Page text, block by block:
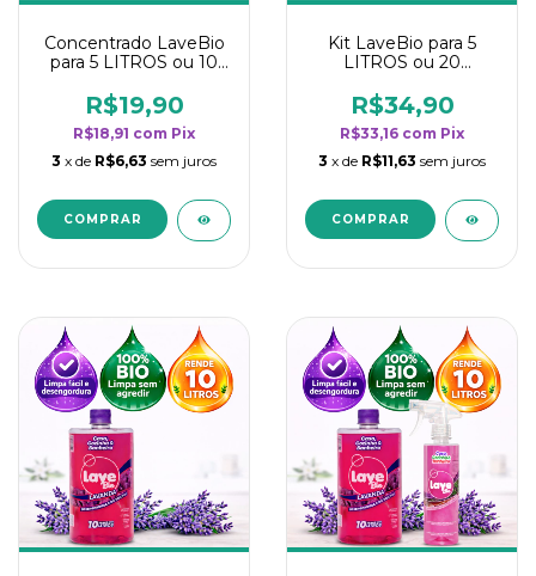
Concentrado LaveBio
para 5 LITROS ou 10
rendimento da
categoria - Lavanda
R$19,90
R$18,91 com Pix
3 x de R$6,63 sem juros
Kit LaveBio para 5
LITROS ou 20
rendimento da
categoria - Lavanda
R$34,90
R$33,16 com Pix
3 x de R$11,63 sem juros